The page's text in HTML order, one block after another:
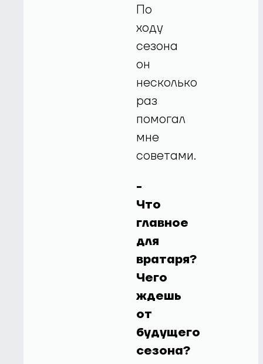
По
ходу
сезона
он
несколько
раз
помогал
мне
советами.
-
Что
главное
для
вратаря?
Чего
ждешь
от
будущего
сезона?